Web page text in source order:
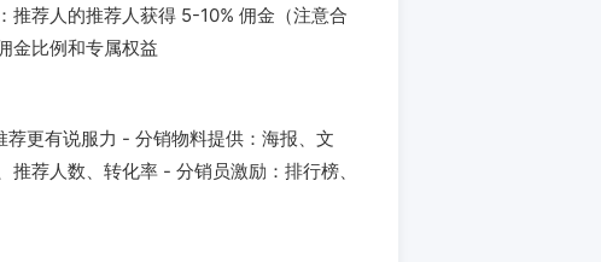
：推荐人的推荐人获得 5-10% 佣金（注意合
金比例和专属权益
更有说服力 - 分销物料提供：海报、文
荐人数、转化率 - 分销员激励：排行榜、